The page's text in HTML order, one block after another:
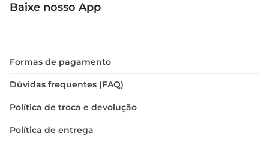
Baixe nosso App
Formas de pagamento
Dúvidas frequentes (FAQ)
Política de troca e devolução
Política de entrega